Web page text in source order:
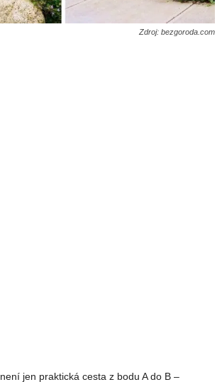
Zdroj: bezgoroda.com
není jen praktická cesta z bodu A do B –